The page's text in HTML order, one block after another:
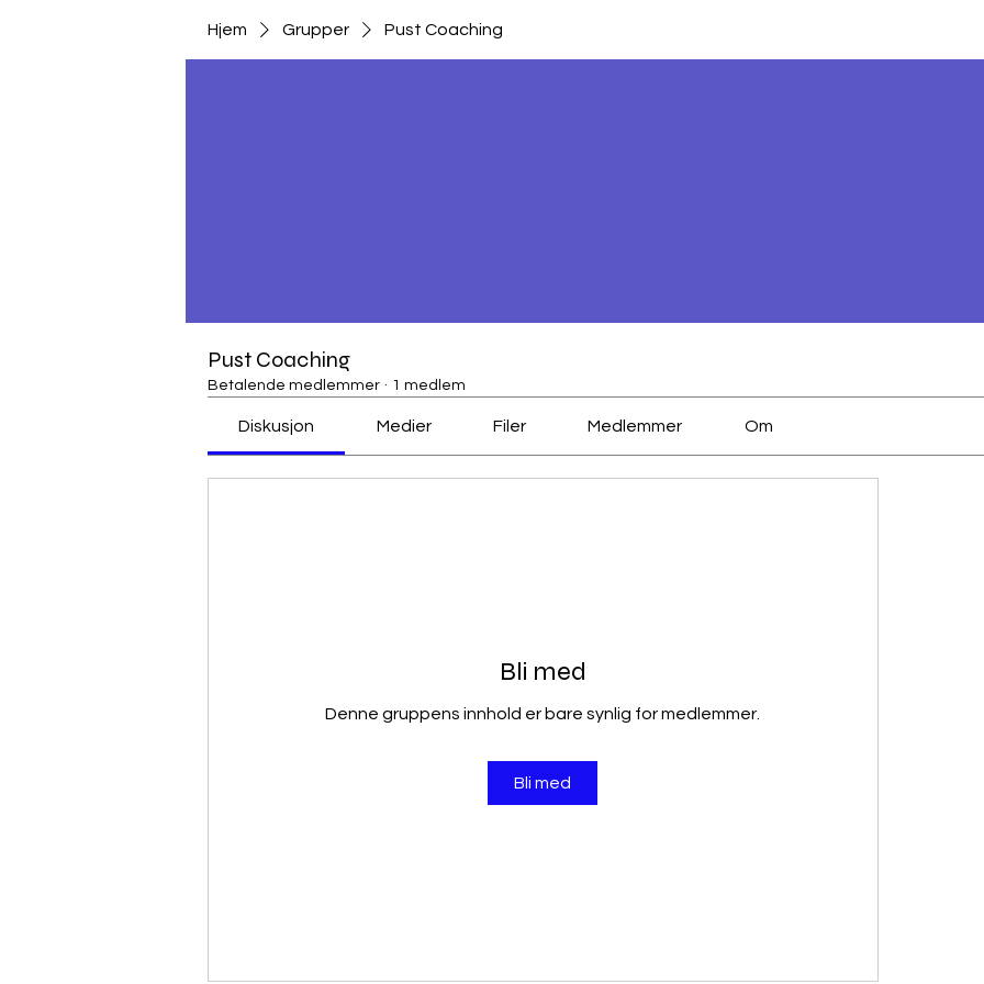
Hjem Grupper Pust Coaching
Pust Coaching
Betalende medlemmer · 1 medlem
Diskusjon Medier Filer Medlemmer Om
Bli med
Denne gruppens innhold er bare synlig for medlemmer.
Bli med